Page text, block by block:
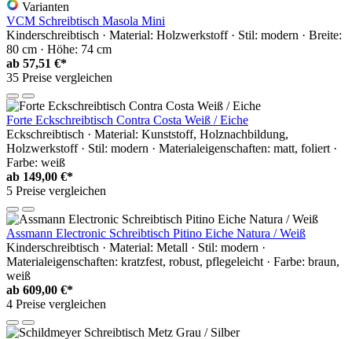
Varianten
VCM Schreibtisch Masola Mini
Kinderschreibtisch · Material: Holzwerkstoff · Stil: modern · Breite:
80 cm · Höhe: 74 cm
ab 57,51 €*
35 Preise vergleichen
Forte Eckschreibtisch Contra Costa Weiß / Eiche
Eckschreibtisch · Material: Kunststoff, Holznachbildung,
Holzwerkstoff · Stil: modern · Materialeigenschaften: matt, foliert ·
Farbe: weiß
ab 149,00 €*
5 Preise vergleichen
Assmann Electronic Schreibtisch Pitino Eiche Natura / Weiß
Kinderschreibtisch · Material: Metall · Stil: modern ·
Materialeigenschaften: kratzfest, robust, pflegeleicht · Farbe: braun,
weiß
ab 609,00 €*
4 Preise vergleichen